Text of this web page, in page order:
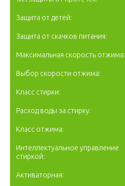
Защита от детей:
Защита от скачков питания:
Максимальная скорость отжима:
Выбор скорости отжима:
Класс стирки:
Расход воды за стирку:
Класс отжима:
Интеллектуальное управление
стиркой:
Активаторная: